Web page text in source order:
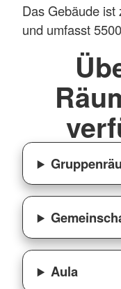
Das Gebäude
und umfasst
Aula